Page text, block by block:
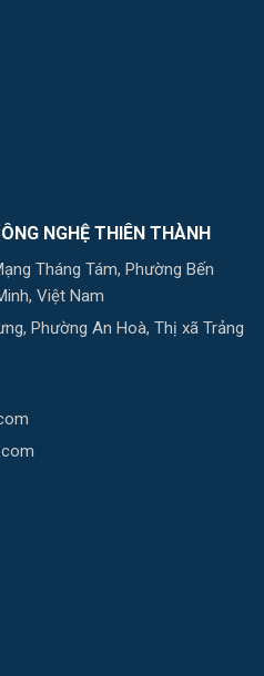
NGHỆ THIÊN THÀNH
Tháng Tám, Phường Bến
Việt Nam
Phường An Hoà, Thị xã Trảng